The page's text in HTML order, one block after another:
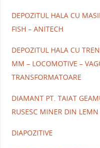
DEPOZITUL HALA CU
FISH – ANITECH
DEPOZITUL HALA CU
MM – LOCOMOTIVE –
TRANSFORMATOARE
DIAMANT PT. TAIAT
RUSESC MINER DIN LEMN
DIAPOZITIVE